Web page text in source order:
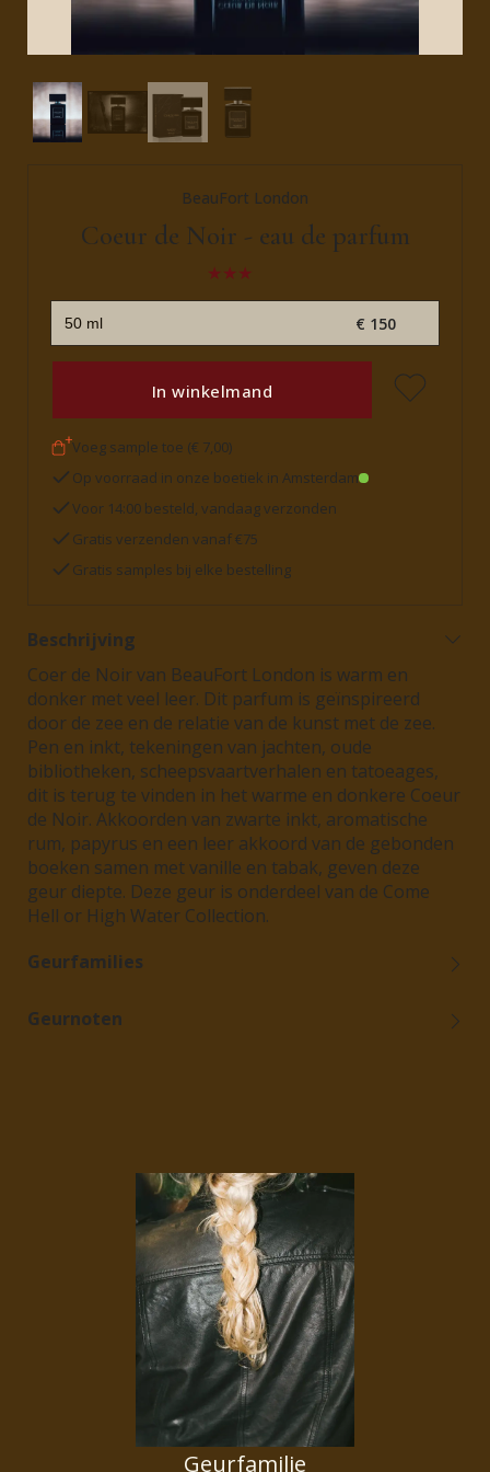
BeauFort London
Coeur de Noir - eau de parfum
€ 150
In winkelmand
Voeg sample toe (€ 7,00)
Op voorraad in onze boetiek in Amsterdam
Voor 14:00 besteld, vandaag verzonden
Gratis verzenden vanaf €75
Gratis samples bij elke bestelling
Beschrijving
Coer de Noir van BeauFort London is warm en
donker met veel leer. Dit parfum is geïnspireerd
door de zee en de relatie van de kunst met de zee.
Pen en inkt, tekeningen van jachten, oude
bibliotheken, scheepsvaartverhalen en tatoeages,
dit is terug te vinden in het warme en donkere Coeur
de Noir. Akkoorden van zwarte inkt, aromatische
rum, papyrus en een leer akkoord van de gebonden
boeken samen met vanille en tabak, geven deze
geur diepte. Deze geur is onderdeel van de Come
Hell or High Water Collection.
Geurfamilies
Geurnoten
Geurfamilie